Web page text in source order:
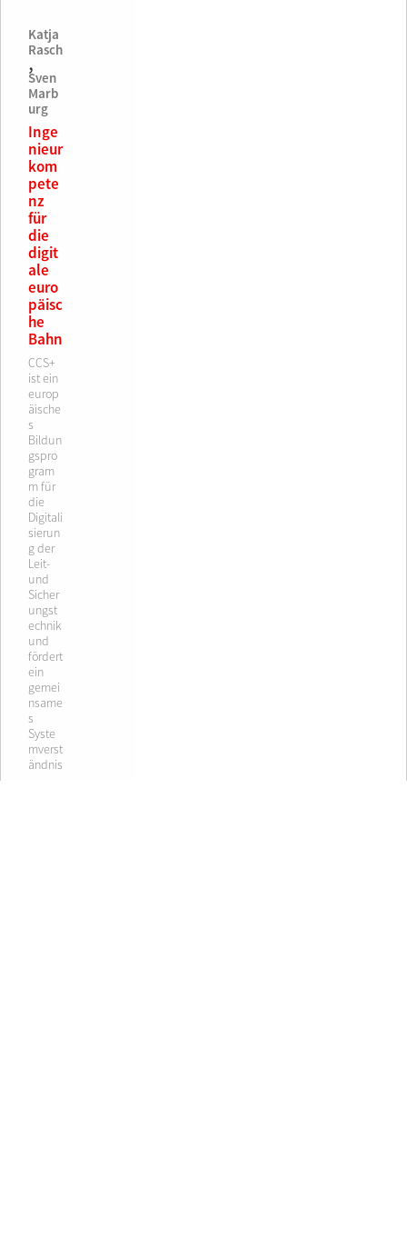
Katja
Rasch
,
Sven
Marb
urg
Inge
nieur
kom
pete
nz
für
die
digit
ale
euro
päisc
he
Bahn
CCS+
ist ein
europ
äische
s
Bildun
gspro
gram
m für
die
Digitali
sierun
g der
Leit-
und
Sicher
ungst
echnik
und
fördert
ein
gemei
nsame
s
Syste
mverst
ändnis